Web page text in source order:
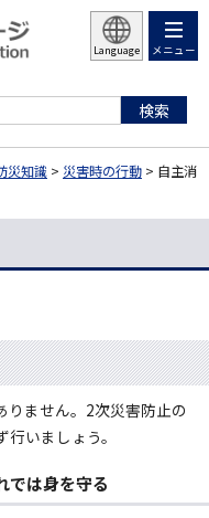
Language メニュー
災知識 > 災害時の行動 > 自主消
りません。2次災害防止の
いましょう。
では身を守る